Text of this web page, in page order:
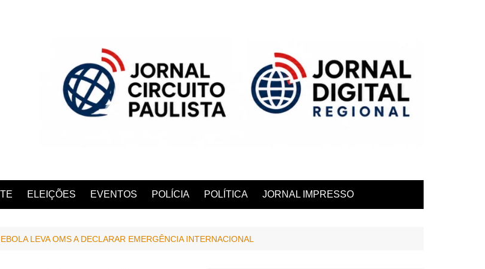
ELEIÇÕES EVENTOS POLÍCIA POLÍTICA JORNAL IMPRESSO
LEVA OMS A DECLARAR EMERGÊNCIA INTERNACIONAL